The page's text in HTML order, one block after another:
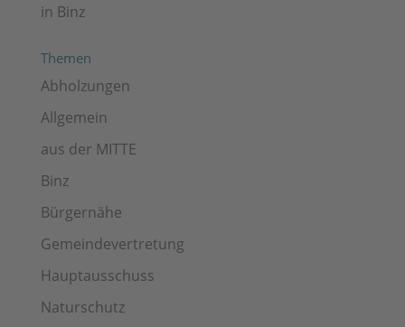
in Binz
Themen
Abholzungen
Allgemein
aus der MITTE
Binz
Bürgernähe
Gemeindevertretung
Hauptausschuss
Naturschutz